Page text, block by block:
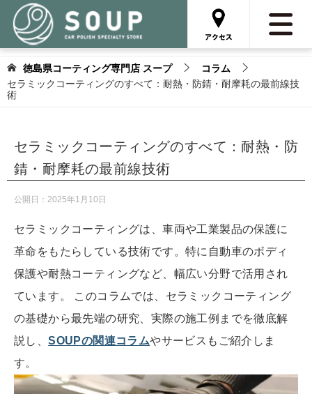
徳島県コーティング専門店 スープ
コラム
セラミックコーティングのすべて：耐熱・防錆・耐摩耗の最前線技
術
セラミックコーティングのすべて：耐熱・防
錆・耐摩耗の最前線技術
公開日： 2025年1月10日
セラミックコーティングは、車両や工業製品の保護に
革命をもたらしている技術です。特に自動車のボディ
保護や耐熱コーティングなど、幅広い分野で活用され
ています。 このコラムでは、セラミックコーティング
の基礎から最先端の研究、実際の施工例までを徹底解
説し、SOUPの関連コラムやサービスもご紹介しま
す。